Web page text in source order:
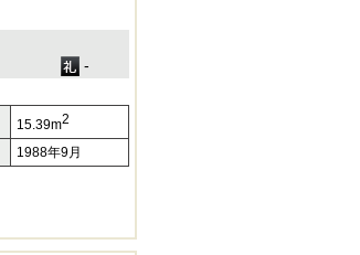
-
15.39m2
1988年9月